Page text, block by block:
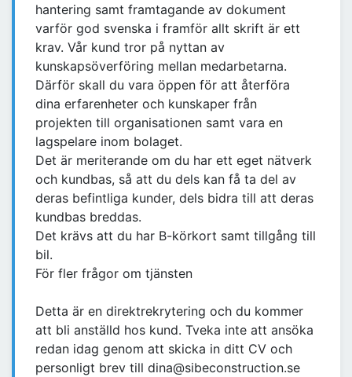
hantering samt framtagande av dokument
varför god svenska i framför allt skrift är ett
krav. Vår kund tror på nyttan av
kunskapsöverföring mellan medarbetarna.
Därför skall du vara öppen för att återföra
dina erfarenheter och kunskaper från
projekten till organisationen samt vara en
lagspelare inom bolaget.
Det är meriterande om du har ett eget nätverk
och kundbas, så att du dels kan få ta del av
deras befintliga kunder, dels bidra till att deras
kundbas breddas.
Det krävs att du har B-körkort samt tillgång till
bil.
För fler frågor om tjänsten
Detta är en direktrekrytering och du kommer
att bli anställd hos kund. Tveka inte att ansöka
redan idag genom att skicka in ditt CV och
personligt brev till dina@sibeconstruction.se